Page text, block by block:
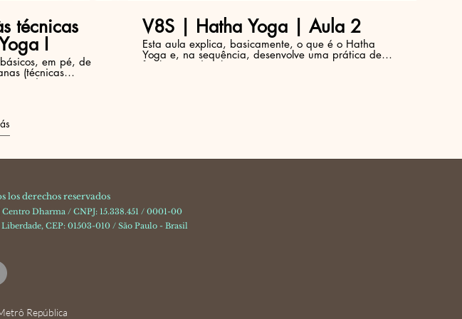
técnicas
I
em pé, de
(técnicas
de extensão,
a coluna e tonificar
V8S | Hatha Yoga | Aula 2
Esta aula explica, basicamente, o que é o Hatha
Yoga e, na sequência, desenvolve uma prática de
fácil e agradável execução que contém: Pránáyámas
los derechos reservados
Dharma / CNPJ: 15.338.451 / 0001-00
CEP: 01503-010 / São Paulo - Brasil
República